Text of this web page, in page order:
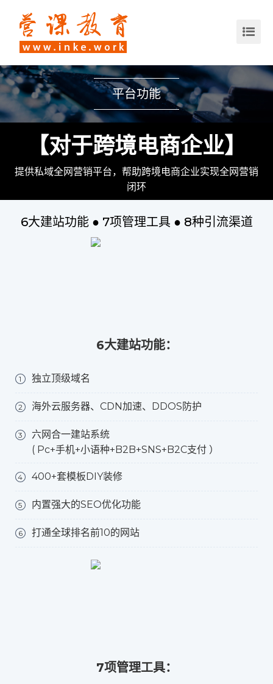
平台功能
【对于跨境电商企业】
提供私域全网营销平台，帮助跨境电商企业实现全网营销
闭环
6大建站功能 ● 7项管理工具 ● 8种引流渠道
6大建站功能：
1 独立顶级域名
2 海外云服务器、CDN加速、DDOS防护
3
六网合一建站系统
( Pc+手机+小语种+B2B+SNS+B2C支付 ）
4 400+套模板DIY装修
5 内置强大的SEO优化功能
6 打通全球排名前10的网站
7项管理工具：